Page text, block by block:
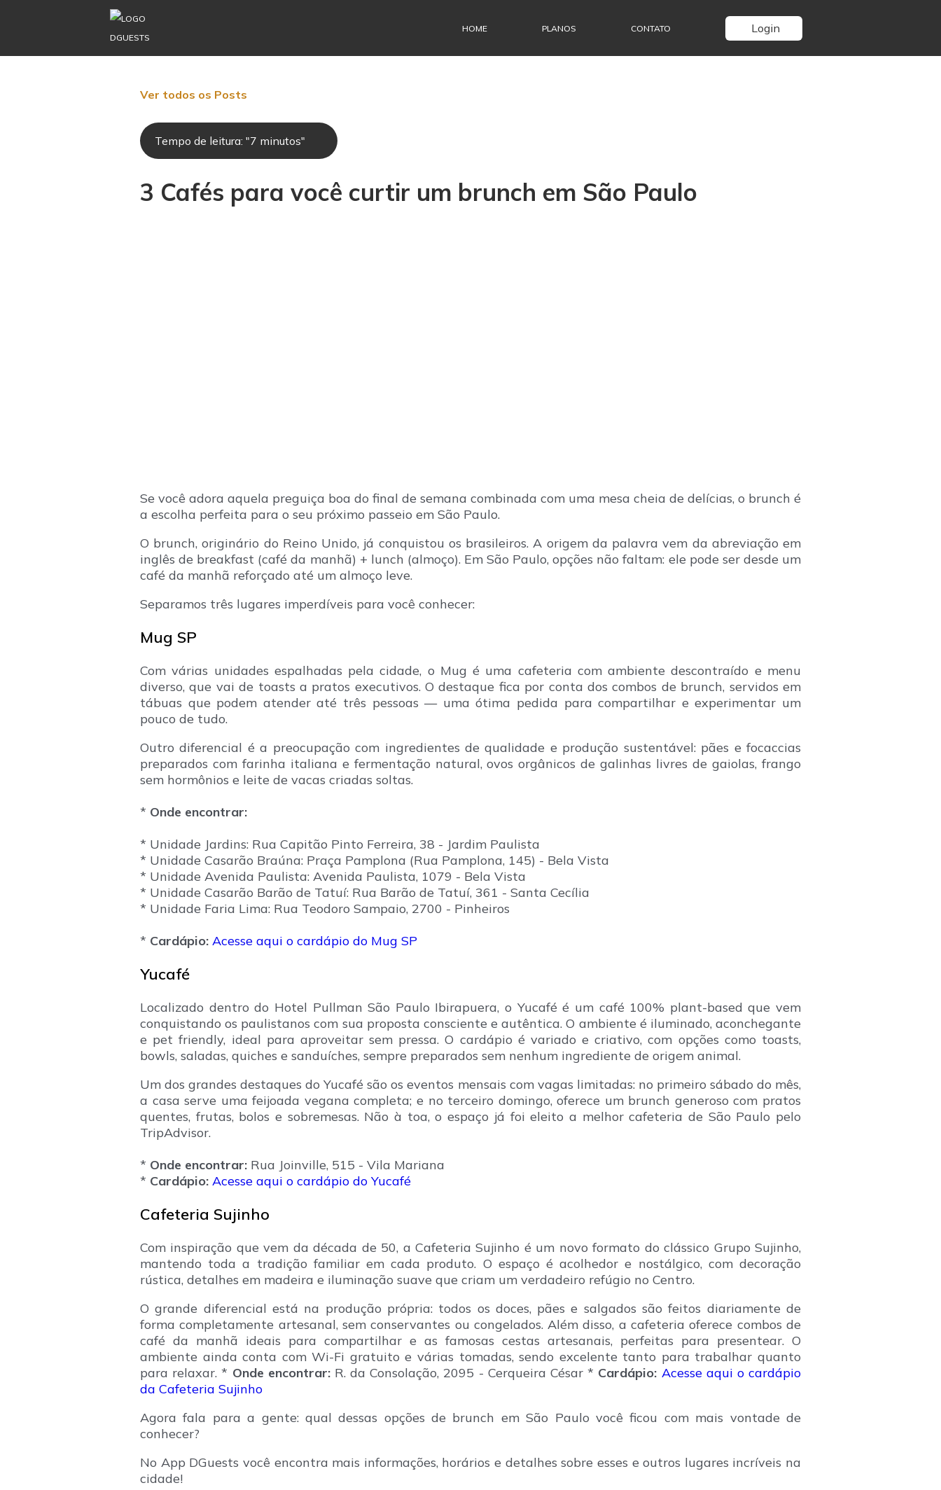
HOME PLANOS CONTATO Login
Ver todos os Posts
Tempo de leitura: "7 minutos"
3 Cafés para você curtir um brunch em São Paulo
Se você adora aquela preguiça boa do final de semana combinada com uma mesa cheia de delícias, o brunch é
a escolha perfeita para o seu próximo passeio em São Paulo.
O brunch, originário do Reino Unido, já conquistou os brasileiros. A origem da palavra vem da abreviação em
inglês de breakfast (café da manhã) + lunch (almoço). Em São Paulo, opções não faltam: ele pode ser desde um
café da manhã reforçado até um almoço leve.
Separamos três lugares imperdíveis para você conhecer:
Mug SP
Com várias unidades espalhadas pela cidade, o Mug é uma cafeteria com ambiente descontraído e menu
diverso, que vai de toasts a pratos executivos. O destaque fica por conta dos combos de brunch, servidos em
tábuas que podem atender até três pessoas — uma ótima pedida para compartilhar e experimentar um
pouco de tudo.
Outro diferencial é a preocupação com ingredientes de qualidade e produção sustentável: pães e focaccias
preparados com farinha italiana e fermentação natural, ovos orgânicos de galinhas livres de gaiolas, frango
sem hormônios e leite de vacas criadas soltas.
* Onde encontrar:
* Unidade Jardins: Rua Capitão Pinto Ferreira, 38 - Jardim Paulista
* Unidade Casarão Braúna: Praça Pamplona (Rua Pamplona, 145) - Bela Vista
* Unidade Avenida Paulista: Avenida Paulista, 1079 - Bela Vista
* Unidade Casarão Barão de Tatuí: Rua Barão de Tatuí, 361 - Santa Cecília
* Unidade Faria Lima: Rua Teodoro Sampaio, 2700 - Pinheiros
* Cardápio: Acesse aqui o cardápio do Mug SP
Yucafé
Localizado dentro do Hotel Pullman São Paulo Ibirapuera, o Yucafé é um café 100% plant-based que vem
conquistando os paulistanos com sua proposta consciente e autêntica. O ambiente é iluminado, aconchegante
e pet friendly, ideal para aproveitar sem pressa. O cardápio é variado e criativo, com opções como toasts,
bowls, saladas, quiches e sanduíches, sempre preparados sem nenhum ingrediente de origem animal.
Um dos grandes destaques do Yucafé são os eventos mensais com vagas limitadas: no primeiro sábado do mês,
a casa serve uma feijoada vegana completa; e no terceiro domingo, oferece um brunch generoso com pratos
quentes, frutas, bolos e sobremesas. Não à toa, o espaço já foi eleito a melhor cafeteria de São Paulo pelo
TripAdvisor.
* Onde encontrar: Rua Joinville, 515 - Vila Mariana
* Cardápio: Acesse aqui o cardápio do Yucafé
Cafeteria Sujinho
Com inspiração que vem da década de 50, a Cafeteria Sujinho é um novo formato do clássico Grupo Sujinho,
mantendo toda a tradição familiar em cada produto. O espaço é acolhedor e nostálgico, com decoração
rústica, detalhes em madeira e iluminação suave que criam um verdadeiro refúgio no Centro.
O grande diferencial está na produção própria: todos os doces, pães e salgados são feitos diariamente de
forma completamente artesanal, sem conservantes ou congelados. Além disso, a cafeteria oferece combos de
café da manhã ideais para compartilhar e as famosas cestas artesanais, perfeitas para presentear. O
ambiente ainda conta com Wi-Fi gratuito e várias tomadas, sendo excelente tanto para trabalhar quanto
para relaxar. * Onde encontrar:R. da Consolação, 2095 - Cerqueira César * Cardápio: Acesse aqui o cardápio
da Cafeteria Sujinho
Agora fala para a gente: qual dessas opções de brunch em São Paulo você ficou com mais vontade de
conhecer?
No App DGuests você encontra mais informações, horários e detalhes sobre esses e outros lugares incríveis na
cidade!